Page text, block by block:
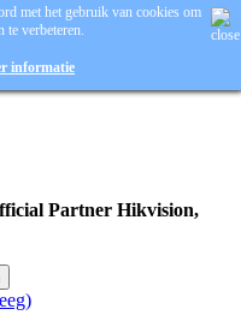
Partner Hikvision,
met het gebruik van cookies om
te verbeteren.
informatie